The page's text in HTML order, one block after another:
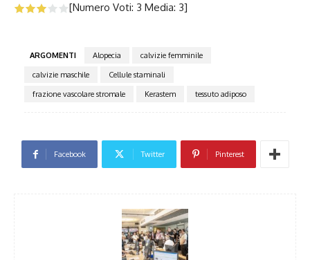
[Numero Voti: 3 Media: 3]
ARGOMENTI Alopecia
calvizie femminile
calvizie maschile
Cellule staminali
frazione vascolare stromale
Kerastem tessuto adiposo
Facebook Twitter Pinterest